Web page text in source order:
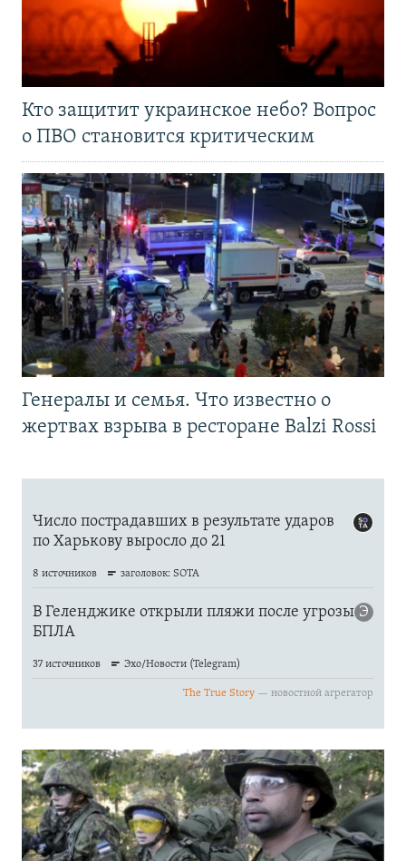
Кто защитит украинское небо? Вопрос
о ПВО становится критическим
Генералы и семья. Что известно о
жертвах взрыва в ресторане Balzi Rossi